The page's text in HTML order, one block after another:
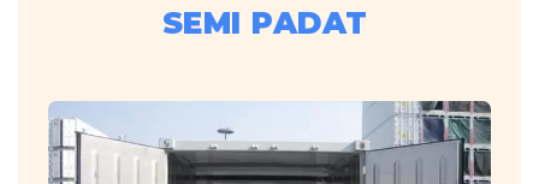
SEMI PADAT